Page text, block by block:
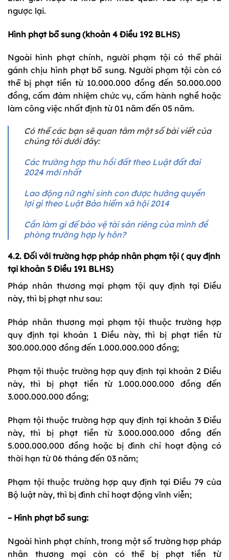
ngược lại.
Hình phạt bổ sung (khoản 4 Điều 192 BLHS)
Ngoài hình phạt chính, người phạm tội có thể phải
gánh chịu hình phạt bổ sung. Người phạm tội còn có
thể bị phạt tiền từ 10.000.000 đồng đến 50.000.000
đồng, cấm đảm nhiệm chức vụ, cấm hành nghề hoặc
làm công việc nhất định từ 01 năm đến 05 năm.
Có thể các bạn sẽ quan tâm một số bài viết của
chúng tôi dưới đây:
Các trường hợp thu hồi đất theo Luật đất đai
2024 mới nhất
Lao động nữ nghỉ sinh con được hưởng quyền
lợi gì theo Luật Bảo hiểm xã hội 2014
Cần làm gì để bảo vệ tài sản riêng của mình đề
phòng trường hợp ly hôn?
4.2. Đối với trường hợp pháp nhân phạm tội ( quy định
tại khoản 5 Điều 191 BLHS)
Pháp nhân thương mại phạm tội quy định tại Điều
này, thì bị phạt như sau:
Pháp nhân thương mại phạm tội thuộc trường hợp
quy định tại khoản 1 Điều này, thì bị phạt tiền từ
300.000.000 đồng đến 1.000.000.000 đồng;
Phạm tội thuộc trường hợp quy định tại khoản 2 Điều
này, thì bị phạt tiền từ 1.000.000.000 đồng đến
3.000.000.000 đồng;
Phạm tội thuộc trường hợp quy định tại khoản 3 Điều
này, thì bị phạt tiền từ 3.000.000.000 đồng đến
5.000.000.000 đồng hoặc bị đình chỉ hoạt động có
thời hạn từ 06 tháng đến 03 năm;
Phạm tội thuộc trường hợp quy định tại Điều 79 của
Bộ luật này, thì bị đình chỉ hoạt động vĩnh viễn;
– Hình phạt bổ sung:
Ngoài hình phạt chính, trong một số trường hợp pháp
nhân thương mại còn có thể bị phạt tiền từ